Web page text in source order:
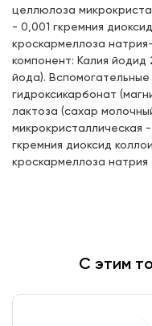
Цена:
160,79 ₽
Доступно: 159
ул. Г. Кариева, д.3
с 08:00 до 22:00
Цена:
160,79 ₽
целлюлоза
- 0,001 гкремния
кроскармеллоза
компонент: Калия йодид
йода).
гидроксикарбонат
лактоза (сахар
микрокристаллическая
гкремния диоксид
кроскармеллоза натрия
С этим